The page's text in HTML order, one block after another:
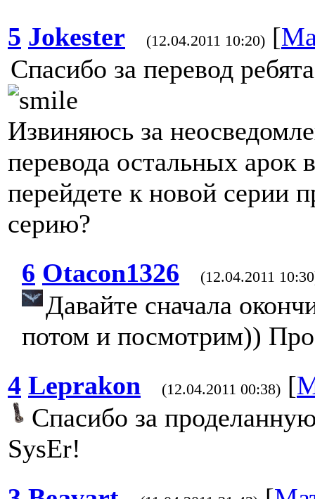
5 Jokester (12.04.2011 10:20) [
Спасибо за перевод
Извиняюсь за
перевода остальных арок
перейдете к новой серии
серию?
6 Otacon1326 (12.04.2011
Давайте сначала
потом и посмотрим))
4 Leprakon (12.04.2011 00:38) [
Спасибо за
SysEr!